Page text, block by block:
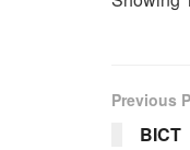
Previous
BICT